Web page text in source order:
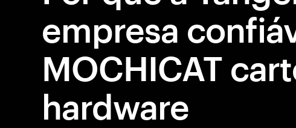
empresa
MOCHICAT
hardware